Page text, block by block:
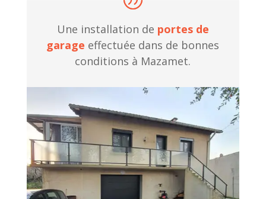
Une installation de portes de
garage effectuée dans de bonnes
conditions à Mazamet.